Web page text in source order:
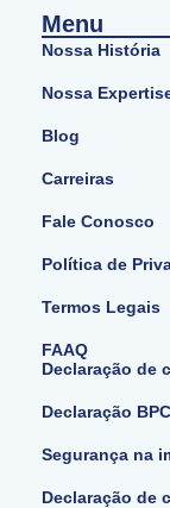
Menu
Nossa História
Nossa
Blog
Carreiras
Fale Conosco
Política de
Termos Legais
FAAQ
Declaração de
Declaração
Segurança na
Declaração de